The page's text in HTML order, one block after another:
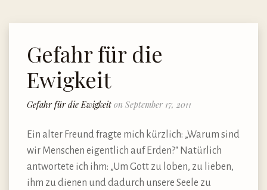
Gefahr für die
Ewigkeit
Gefahr für die Ewigkeit on September 17, 2011
Ein alter Freund fragte mich kürzlich: „Warum sind
wir Menschen eigentlich auf Erden?“ Natürlich
antwortete ich ihm: „Um Gott zu loben, zu lieben,
ihm zu dienen und dadurch unsere Seele zu